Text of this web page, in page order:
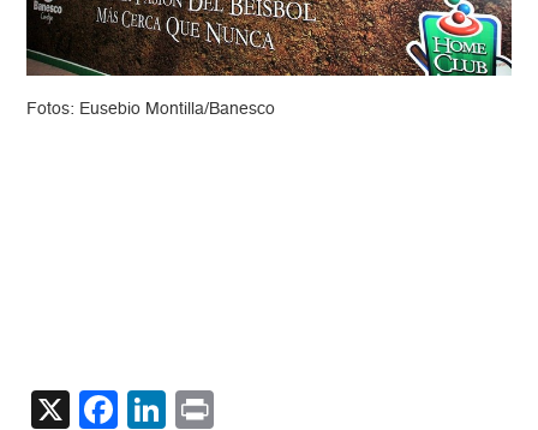
Fotos: Eusebio Montilla/Banesco
X Facebook
LinkedIn